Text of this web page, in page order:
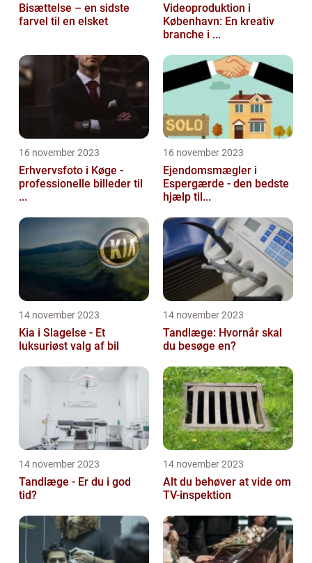
Bisættelse – en sidste
farvel til en elsket
Videoproduktion i
København: En kreativ
branche i ...
16 november 2023
Erhvervsfoto i Køge -
professionelle billeder til
...
16 november 2023
Ejendomsmægler i
Espergærde - den bedste
hjælp til...
14 november 2023
Kia i Slagelse - Et
luksuriøst valg af bil
14 november 2023
Tandlæge: Hvornår skal
du besøge en?
14 november 2023
Tandlæge - Er du i god
tid?
14 november 2023
Alt du behøver at vide om
TV-inspektion